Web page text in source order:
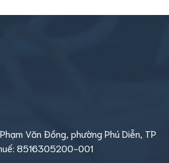
Văn Đồng, phường Phú Diễn, TP
8516305200-001